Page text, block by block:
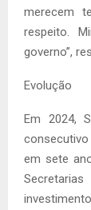
merecem
respeito.
governo”,
Evolução
Em 2024,
em sete